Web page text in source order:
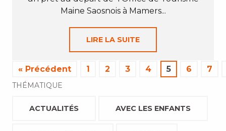
Maine Saosnois à Mamers...
LIRE LA SUITE
« Précédent 1 2 3 4 5 6 7
THÉMATIQUE
ACTUALITÉS AVEC LES ENFANTS